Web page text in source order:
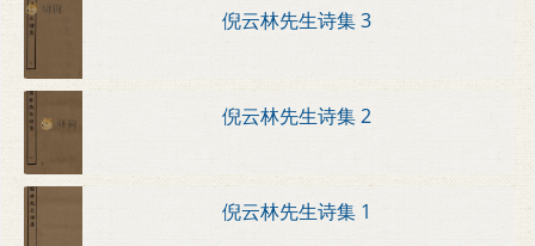
倪云林先生诗集 3
倪云林先生诗集 2
倪云林先生诗集 1